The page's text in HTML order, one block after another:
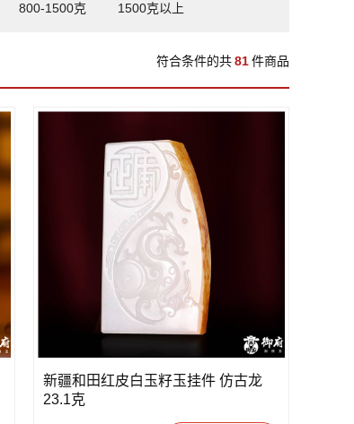
800-1500克 1500克以上
符合条件的共81件商品
新疆和田红皮白玉籽玉挂件 仿古龙
23.1克